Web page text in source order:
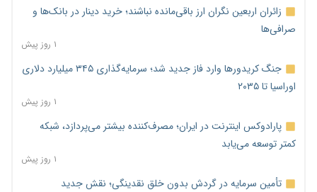
زائران اربعین نگران ارز باقی‌مانده نباشند؛ خرید دینار در بانک‌ها و
صرافی‌ها
۱ روز پیش
جنگ کریدورها وارد فاز جدید شد؛ سرمایه‌گذاری ۳۴۵ میلیارد دلاری
اوراسیا تا ۲۰۳۵
۱ روز پیش
پارادوکس اینترنت در ایران؛ مصرف‌کننده بیشتر می‌پردازد، شبکه
کمتر توسعه می‌یابد
۱ روز پیش
تأمین سرمایه در گردش بدون خلق نقدینگی؛ نقش جدید